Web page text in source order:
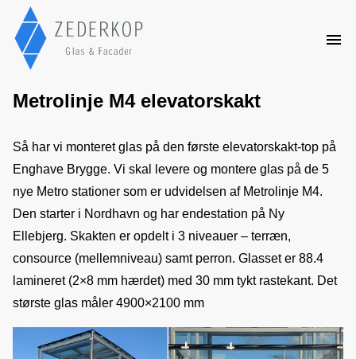
Metrolinje M4 elevatorskakt
Så har vi monteret glas på den første elevatorskakt-top på
Enghave Brygge. Vi skal levere og montere glas på de 5
nye Metro stationer som er udvidelsen af Metrolinje M4.
Den starter i Nordhavn og har endestation på Ny
Ellebjerg. Skakten er opdelt i 3 niveauer – terræn,
consource (mellemniveau) samt perron. Glasset er 88.4
lamineret (2×8 mm hærdet) med 30 mm tykt rastekant. Det
største glas måler 4900×2100 mm